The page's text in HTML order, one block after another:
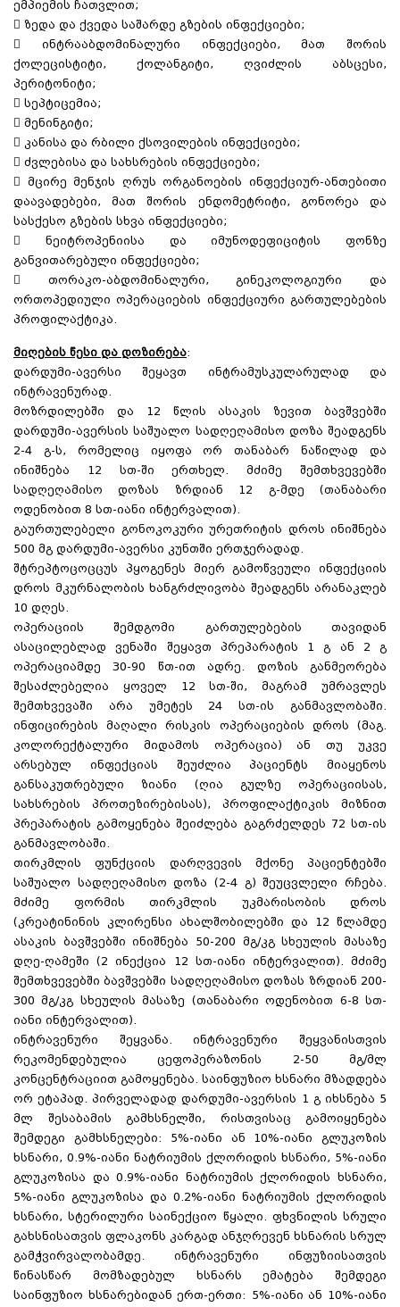
ემპიემის ჩათვლით;
 ზედა და ქვედა საშარდე გზების ინფექციები;
 ინტრააბდომინალური ინფექციები, მათ შორის
ქოლეცისტიტი, ქოლანგიტი, ღვიძლის აბსცესი,
პერიტონიტი;
 სეპტიცემია;
 მენინგიტი;
 კანისა და რბილი ქსოვილების ინფექციები;
 ძვლებისა და სახსრების ინფექციები;
 მცირე მენჯის ღრუს ორგანოების ინფექციურ-ანთებითი
დაავადებები, მათ შორის ენდომეტრიტი, გონორეა და
სასქესო გზების სხვა ინფექციები;
 ნეიტროპენიისა და იმუნოდეფიციტის ფონზე
განვითარებული ინფექციები;
 თორაკო-აბდომინალური, გინეკოლოგიური და
ორთოპედიული ოპერაციების ინფექციური გართულებების
პროფილაქტიკა.
მიღების წესი და დოზირება:
დარდუმი-ავერსი შეყავთ ინტრამუსკულარულად და
ინტრავენურად.
მოზრდილებში და 12 წლის ასაკის ზევით ბავშვებში
დარდუმი-ავერსის საშუალო სადღეღამისო დოზა შეადგენს
2-4 გ-ს, რომელიც იყოფა ორ თანაბარ ნაწილად და
ინიშნება 12 სთ-ში ერთხელ. მძიმე შემთხვევებში
სადღეღამისო დოზას ზრდიან 12 გ-მდე (თანაბარი
ოდენობით 8 სთ-იანი ინტერვალით).
გაურთულებელი გონოკოკური ურეთრიტის დროს ინიშნება
500 მგ დარდუმი-ავერსი კუნთში ერთჯერადად.
შტრეპტოცოცცუს პყოგენეს მიერ გამოწვეული ინფექციის
დროს მკურნალობის ხანგრძლივობა შეადგენს არანაკლებ
10 დღეს.
ოპერაციის შემდგომი გართულებების თავიდან
ასაცილებლად ვენაში შეყავთ პრეპარატის 1 გ ან 2 გ
ოპერაციამდე 30-90 წთ-ით ადრე. დოზის განმეორება
შესაძლებელია ყოველ 12 სთ-ში, მაგრამ უმრავლეს
შემთხვევაში არა უმეტეს 24 სთ-ის განმავლობაში.
ინფიცირების მაღალი რისკის ოპერაციების დროს (მაგ.
კოლორექტალური მიდამოს ოპერაცია) ან თუ უკვე
არსებულ ინფექციას შეუძლია პაციენტს მიაყენოს
განსაკუთრებული ზიანი (ღია გულზე ოპერაციისას,
სახსრების პროთეზირებისას), პროფილაქტიკის მიზნით
პრეპარატის გამოყენება შეიძლება გაგრძელდეს 72 სთ-ის
განმავლობაში.
თირკმლის ფუნქციის დარღვევის მქონე პაციენტებში
საშუალო სადღეღამისო დოზა (2-4 გ) შეუცვლელი რჩება.
მძიმე ფორმის თირკმლის უკმარისობის დროს
(კრეატინინის კლირენსი ახალშობილებში და 12 წლამდე
ასაკის ბავშვებში ინიშნება 50-200 მგ/კგ სხეულის მასაზე
დღე-ღამეში (2 ინექცია 12 სთ-იანი ინტერვალით). მძიმე
შემთხვევებში ბავშვებში სადღეღამისო დოზას ზრდიან 200-
300 მგ/კგ სხეულის მასაზე (თანაბარი ოდენობით 6-8 სთ-
იანი ინტერვალით).
ინტრავენური შეყვანა. ინტრავენური შეყვანისთვის
რეკომენდებულია ცეფოპერაზონის 2-50 მგ/მლ
კონცენტრაციით გამოყენება. საინფუზიო ხსნარი მზადდება
ორ ეტაპად. პირველადად დარდუმი-ავერსის 1 გ იხსნება 5
მლ შესაბამის გამხსნელში, რისთვისაც გამოიყენება
შემდეგი გამხსნელები: 5%-იანი ან 10%-იანი გლუკოზის
ხსნარი, 0.9%-იანი ნატრიუმის ქლორიდის ხსნარი, 5%-იანი
გლუკოზისა და 0.9%-იანი ნატრიუმის ქლორიდის ხსნარი,
5%-იანი გლუკოზისა და 0.2%-იანი ნატრიუმის ქლორიდის
ხსნარი, სტერილური საინექციო წყალი. ფხვნილის სრული
გახსნისათვის ფლაკონს კარგად ანჯღრევენ ხსნარის სრულ
გამჭვირვალობამდე. ინტრავენური ინფუზიისათვის
წინასწარ მომზადებულ ხსნარს ემატება შემდეგი
საინფუზიო ხსნარებიდან ერთ-ერთი: 5%-იანი ან 10%-იანი